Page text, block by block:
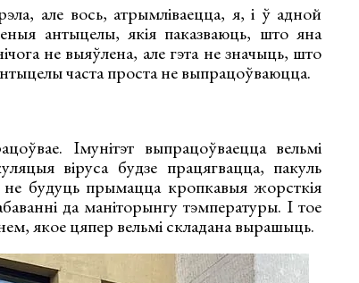
але вось, атрымліваецца, я, і ў адной
антыцелы, якія паказваюць, што яна
не выяўлена, але гэта не значыць, што
часта проста не выпрацоўваюцца.
Імунітэт выпрацоўваецца вельмі
віруса будзе працягвацца, пакуль
не будуць прымацца кропкавыя жорсткія
да маніторынгу тэмпературы. І тое
якое цяпер вельмі складана вырашыць.